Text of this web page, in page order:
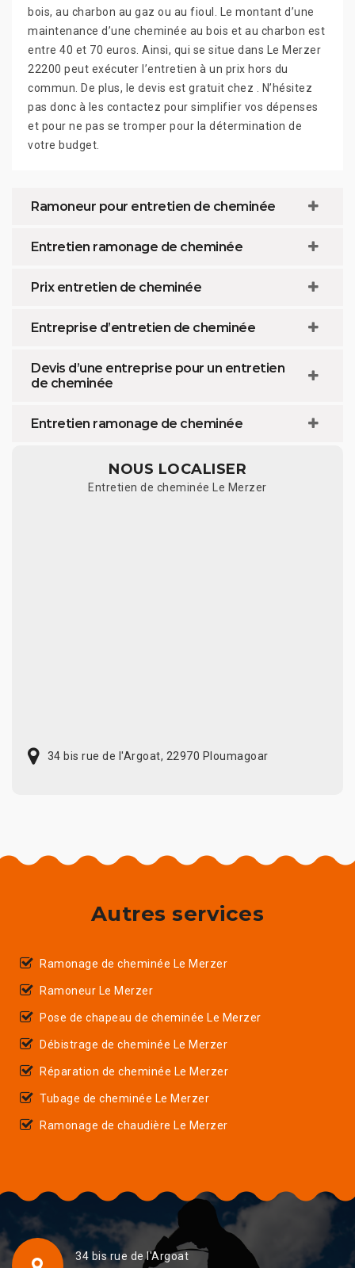
bois, au charbon au gaz ou au fioul. Le montant d’une
maintenance d’une cheminée au bois et au charbon est
entre 40 et 70 euros. Ainsi, qui se situe dans Le Merzer
22200 peut exécuter l’entretien à un prix hors du
commun. De plus, le devis est gratuit chez . N’hésitez
pas donc à les contactez pour simplifier vos dépenses
et pour ne pas se tromper pour la détermination de
votre budget.
Ramoneur pour entretien de cheminée
Entretien ramonage de cheminée
Prix entretien de cheminée
Entreprise d’entretien de cheminée
Devis d’une entreprise pour un entretien
de cheminée
Entretien ramonage de cheminée
NOUS LOCALISER
Entretien de cheminée Le Merzer
34 bis rue de l'Argoat, 22970 Ploumagoar
Autres services
Ramonage de cheminée Le Merzer
Ramoneur Le Merzer
Pose de chapeau de cheminée Le Merzer
Débistrage de cheminée Le Merzer
Réparation de cheminée Le Merzer
Tubage de cheminée Le Merzer
Ramonage de chaudière Le Merzer
34 bis rue de l'Argoat